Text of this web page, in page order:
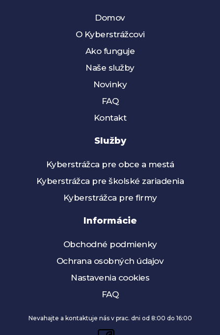
Domov
O Kyberstrážcovi
Ako funguje
Naše služby
Novinky
FAQ
Kontakt
Služby
Kyberstrážca pre obce a mestá
Kyberstrážca pre školské zariadenia
Kyberstrážca pre firmy
Informácie
Obchodné podmienky
Ochrana osobných údajov
Nastavenia cookies
FAQ
Nevahajte a kontaktuje nás v prac. dni od 8:00 do 16:00